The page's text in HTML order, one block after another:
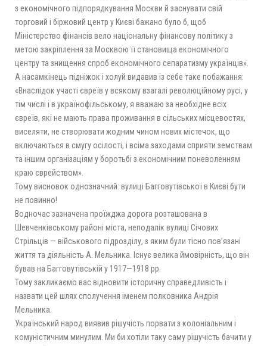
з економічного підпорядкування Москви й заснувати свій
торговий і біржовий центр у Києві бажано було б, щоб
Міністерство фінансів вело національну фінансову політику з
метою закріплення за Москвою її становища економічного
центру та знищення спроб економічного сепаратизму українців».
А насамкінець підніжок і холуй видавив із себе таке побажання:
«Внаслідок участі євреїв у всякому взагалі революційному русі, у
тім числі і в українофільському, я вважаю за необхідне всіх
євреїв, які не мають права проживання в сільських місцевостях,
виселяти, не створювати жодним чином нових містечок, що
включаються в смугу осілості, і всіма заходами сприяти земствам
та іншим організаціям у боротьбі з економічним поневоленням
краю єврейством».
Тому висновок однозначний: вулиці Багговутівської в Києві бути
не повинно!
Водночас зазначена проїжджа дорога розташована в
Шевченківському районі міста, неподалік вулиці Січових
Стрільців — військового підрозділу, з яким були тісно пов’язані
життя та діяльність А. Мельника. Існує велика ймовірність, що він
бував на Багговутівській у 1917—1918 рр.
Тому закликаємо вас відновити історичну справедливість і
назвати цей шлях сполучення іменем полковника Андрія
Мельника.
Український народ виявив рішучість порвати з колоніальним і
комуністичним минулим. Ми би хотіли таку саму рішучість бачити у